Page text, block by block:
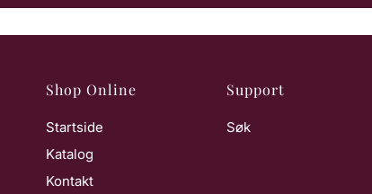
Shop Online
Startside
Katalog
Kontakt
Support
Søk